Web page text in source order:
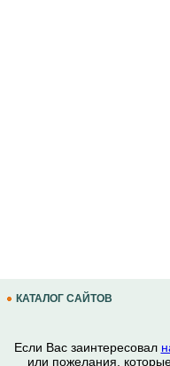
КАТАЛОГ САЙТОВ
Если Вас заинтересовал
или пожелания,